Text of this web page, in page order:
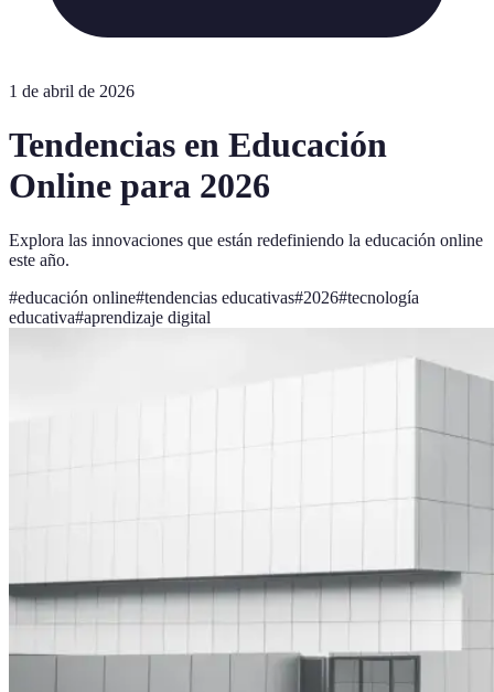
1 de abril de 2026
Tendencias en Educación
Online para 2026
Explora las innovaciones que están redefiniendo la educación online
este año.
#educación online#tendencias educativas#2026#tecnología
educativa#aprendizaje digital